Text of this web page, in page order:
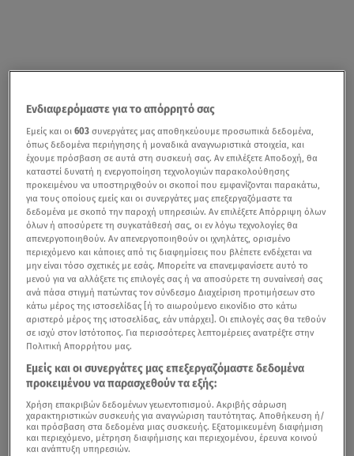
Τρισευτυχισμένη είναι ηΣοφία Ρίτσι, καθώς
Ενδιαφερόμαστε για το απόρρητό σας
Εμείς και οι603 συνεργάτες μας αποθηκεύουμε προσωπικά δεδομένα,
όπως δεδομένα περιήγησης ή μοναδικά αναγνωριστικά στοιχεία, και
έχουμε πρόσβαση σε αυτά στη συσκευή σας. Αν επιλέξετε Αποδοχή, θα
καταστεί δυνατή η ενεργοποίηση τεχνολογιών παρακολούθησης
προκειμένου να υποστηριχθούν οι σκοποί που εμφανίζονται παρακάτω,
για τους οποίους εμείς και οι συνεργάτες μας επεξεργαζόμαστε τα
δεδομένα με σκοπό την παροχή υπηρεσιών. Αν επιλέξετε Απόρριψη όλων
όλων ή αποσύρετε τη συγκατάθεσή σας, οι εν λόγω τεχνολογίες θα
απενεργοποιηθούν. Αν απενεργοποιηθούν οι ιχνηλάτες, ορισμένο
περιεχόμενο και κάποιες από τις διαφημίσεις που βλέπετε ενδέχεται να
μην είναι τόσο σχετικές με εσάς. Μπορείτε να επανεμφανίσετε αυτό το
μενού για να αλλάξετε τις επιλογές σας ή να αποσύρετε τη συναίνεσή σας
ανά πάσα στιγμή πατώντας τον σύνδεσμο Διαχείριση προτιμήσεων στο
κάτω μέρος της ιστοσελίδας [ή το αιωρούμενο εικονίδιο στο κάτω
αριστερό μέρος της ιστοσελίδας, εάν υπάρχει]. Οι επιλογές σας θα τεθούν
σε ισχύ στον Ιστότοπος. Για περισσότερες λεπτομέρειες ανατρέξτε στην
Πολιτική Απορρήτου μας.
Εμείς και οι συνεργάτες μας επεξεργαζόμαστε δεδομένα
προκειμένου να παρασχεθούν τα εξής:
Χρήση επακριβών δεδομένων γεωεντοπισμού. Ακριβής σάρωση
χαρακτηριστικών συσκευής για αναγνώριση ταυτότητας. Αποθήκευση ή/
και πρόσβαση στα δεδομένα μιας συσκευής. Εξατομικευμένη διαφήμιση
και περιεχόμενο, μέτρηση διαφήμισης και περιεχομένου, έρευνα κοινού
και ανάπτυξη υπηρεσιών.